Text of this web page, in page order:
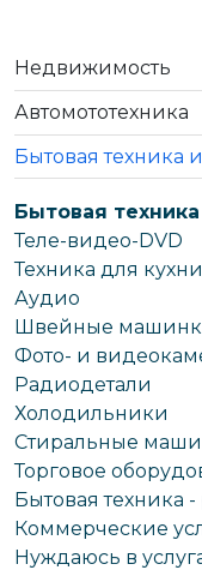
Недвижимость
Автомототехника
Бытовая техника
Бытовая
Теле-видео-DVD
Техника для кухни
Аудио
Швейные
Фото- и
Радиодетали
Холодильники
Стиральные
Торговое
Бытовая техника -
Коммерческие
Нуждаюсь в